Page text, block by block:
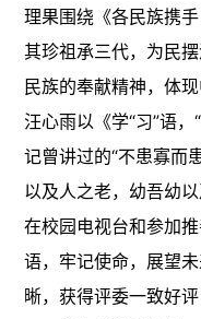
理果围绕《各民族携
其珍祖承三代，为民
民族的奉献精神，体
汪心雨以《学“习”语
记曾讲过的“不患寡而
以及人之老，幼吾幼
在校园电视台和参加
语，牢记使命，展望
晰，获得评委一致好评